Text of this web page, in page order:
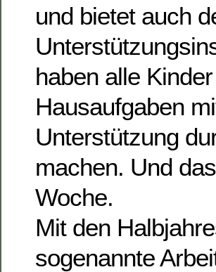
und bietet auch
haben alle
Hausaufgaben
Unterstützung
machen. Und
Woche.
Mit den
sogenannte